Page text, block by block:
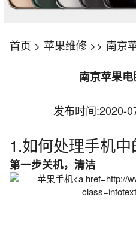
首页 > 苹果维修 >> 南京
南京苹果
发布时间:2020-
1.如何处理手机中
第一步关机，清洁